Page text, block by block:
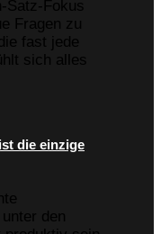
Satz-Fokus
Fragen zu
fast jede
sich alles
die einzige
den